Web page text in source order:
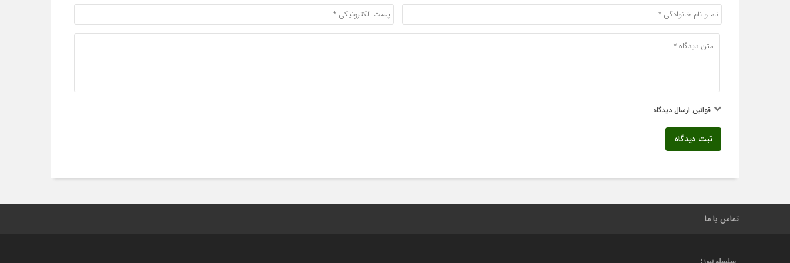
قوانین ارسال دیدگاه
ثبت دیدگاه
تماس با ما
سلسله نیوز؛